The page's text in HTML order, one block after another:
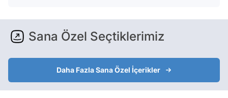
Sana Özel Seçtiklerimiz
Daha Fazla Sana Özel İçerikler